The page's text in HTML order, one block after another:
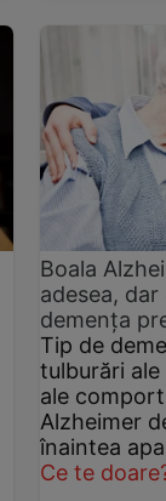
Boala
adesea,
demenţa
Tip de
tulburări
ale
Alzheimer
înaintea
Ce te